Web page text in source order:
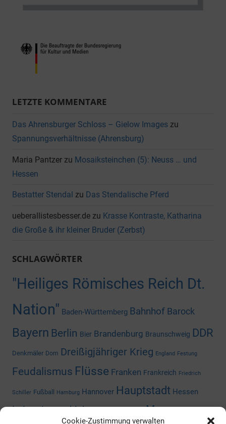
Cookie-Zustimmung verwalten
LETZTE KOMMENTARE
Das Ahrensburger Schloss – Gielow Images zu
Spannungsverhältnisse (Ahrensburg)
Maria Pantzer zu Mosaiksteinchen (5): Neuss … und
Hessen
Bestatter Stendal zu Das Stendalische Pferd
ueberallistesbesser.de zu Krasse Kontraste, Katharina
die Große & ihr kleiner Bruder (Zerbst)
SCHLAGWÖRTER
"Heiliges Römisches Reich Dt.
Nation" Baden-Württemberg Bahnhof Barock
Bayern Berlin Bier Brandenburg Braunschweig DDR
Denkmäler Dom Dreißigjähriger Krieg England Festung
Feudalismus Flüsse Franken Frankreich Friedrich
Schiller Fußball Hamburg Hannover Hauptstadt Hessen
Industriegeschichte Museum